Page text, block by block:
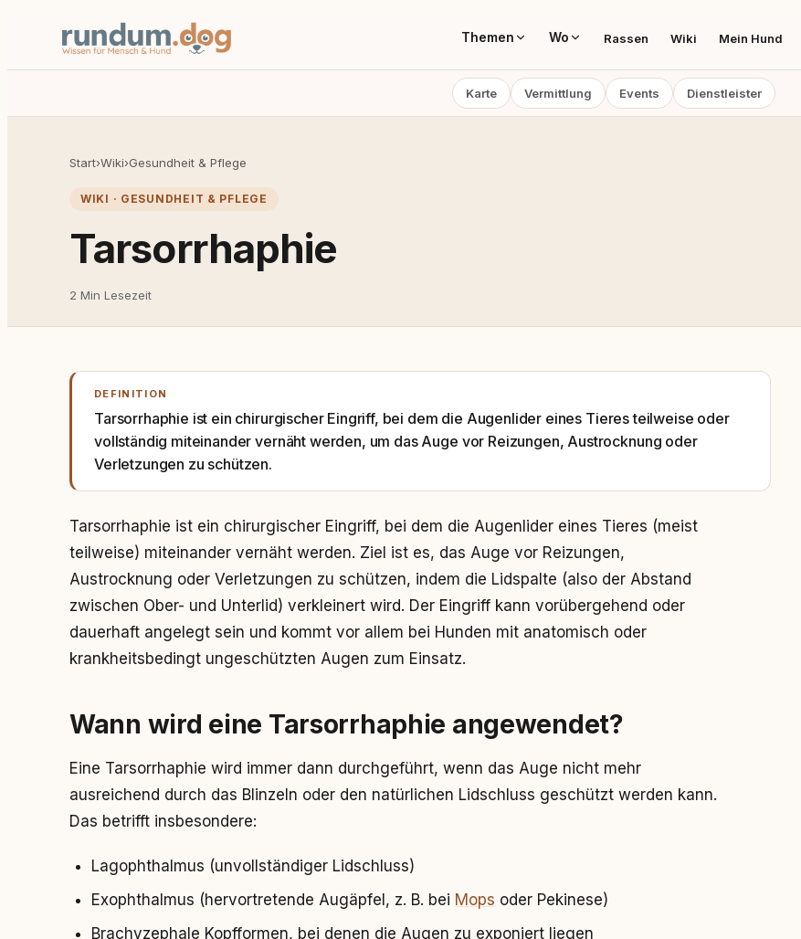
Themen Wo Rassen Wiki Mein Hund
Karte Vermittlung Events Dienstleister
Start›Wiki›Gesundheit & Pflege
WIKI · GESUNDHEIT & PFLEGE
Tarsorrhaphie
2 Min Lesezeit
DEFINITION
Tarsorrhaphie ist ein chirurgischer Eingriff, bei dem die Augenlider eines Tieres teilweise oder
vollständig miteinander vernäht werden, um das Auge vor Reizungen, Austrocknung oder
Verletzungen zu schützen.
Tarsorrhaphie ist ein chirurgischer Eingriff, bei dem die Augenlider eines Tieres (meist
teilweise) miteinander vernäht werden. Ziel ist es, das Auge vor Reizungen,
Austrocknung oder Verletzungen zu schützen, indem die Lidspalte (also der Abstand
zwischen Ober- und Unterlid) verkleinert wird. Der Eingriff kann vorübergehend oder
dauerhaft angelegt sein und kommt vor allem bei Hunden mit anatomisch oder
krankheitsbedingt ungeschützten Augen zum Einsatz.
Wann wird eine Tarsorrhaphie angewendet?
Eine Tarsorrhaphie wird immer dann durchgeführt, wenn das Auge nicht mehr
ausreichend durch das Blinzeln oder den natürlichen Lidschluss geschützt werden kann.
Das betrifft insbesondere:
Lagophthalmus (unvollständiger Lidschluss)
Exophthalmus (hervortretende Augäpfel, z. B. bei Mops oder Pekinese)
Brachyzephale Kopfformen, bei denen die Augen zu exponiert liegen